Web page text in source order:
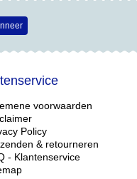
voorwaarden
Policy
& retourneren
- Klantenservice